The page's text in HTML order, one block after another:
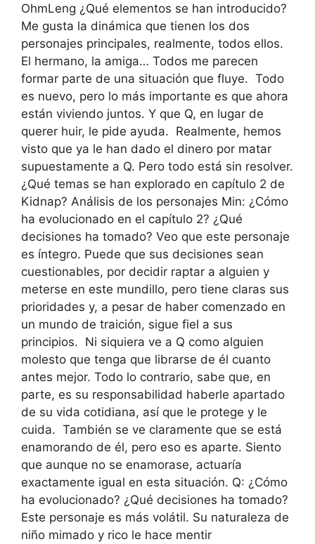
OhmLeng ¿Qué elementos se han introducido?
Me gusta la dinámica que tienen los dos
personajes principales, realmente, todos ellos.
El hermano, la amiga… Todos me parecen
formar parte de una situación que fluye. Todo
es nuevo, pero lo más importante es que ahora
están viviendo juntos. Y que Q, en lugar de
querer huir, le pide ayuda. Realmente, hemos
visto que ya le han dado el dinero por matar
supuestamente a Q. Pero todo está sin resolver.
¿Qué temas se han explorado en capítulo 2 de
Kidnap? Análisis de los personajes Min: ¿Cómo
ha evolucionado en el capítulo 2? ¿Qué
decisiones ha tomado? Veo que este personaje
es íntegro. Puede que sus decisiones sean
cuestionables, por decidir raptar a alguien y
meterse en este mundillo, pero tiene claras sus
prioridades y, a pesar de haber comenzado en
un mundo de traición, sigue fiel a sus
principios. Ni siquiera ve a Q como alguien
molesto que tenga que librarse de él cuanto
antes mejor. Todo lo contrario, sabe que, en
parte, es su responsabilidad haberle apartado
de su vida cotidiana, así que le protege y le
cuida. También se ve claramente que se está
enamorando de él, pero eso es aparte. Siento
que aunque no se enamorase, actuaría
exactamente igual en esta situación. Q: ¿Cómo
ha evolucionado? ¿Qué decisiones ha tomado?
Este personaje es más volátil. Su naturaleza de
niño mimado y rico le hace mentir